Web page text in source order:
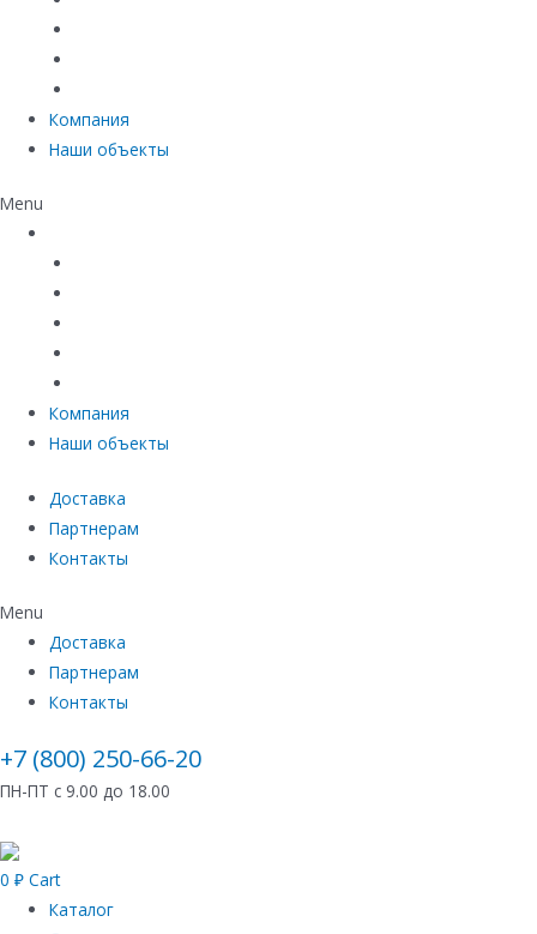
Компания
Наши объекты
Menu
Компания
Наши объекты
Доставка
Партнерам
Контакты
Menu
Доставка
Партнерам
Контакты
+7 (800) 250-66-20
ПН-ПТ с 9.00 до 18.00
0 ₽ Cart
Каталог